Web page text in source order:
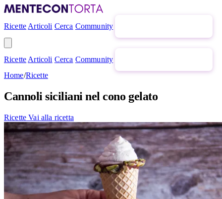
Ricette Articoli Cerca Community
Ricette Articoli Cerca Community
Home/Ricette
Cannoli siciliani nel cono gelato
Ricette Vai alla ricetta